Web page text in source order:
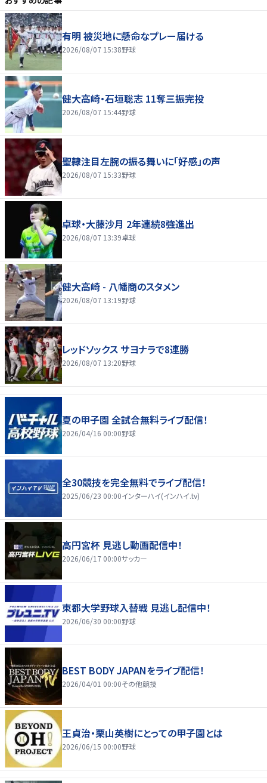
有明 被災地に懸命なプレー届ける
2026/08/07 15:38野球
健大高崎・石垣聡志 11奪三振完投
2026/08/07 15:44野球
聖隷注目左腕の振る舞いに「好感」の声
2026/08/07 15:33野球
卓球・大藤沙月 2年連続8強進出
2026/08/07 13:39卓球
健大高崎 - 八幡商のスタメン
2026/08/07 13:19野球
レッドソックス サヨナラで8連勝
2026/08/07 13:20野球
夏の甲子園 全試合無料ライブ配信！
2026/04/16 00:00野球
全30競技を完全無料でライブ配信！
2025/06/23 00:00インターハイ(インハイ.tv)
高円宮杯 見逃し動画配信中！
2026/06/17 00:00サッカー
東都大学野球入替戦 見逃し配信中！
2026/06/30 00:00野球
BEST BODY JAPANをライブ配信！
2026/04/01 00:00その他競技
王貞治・栗山英樹にとっての甲子園とは
2026/06/15 00:00野球